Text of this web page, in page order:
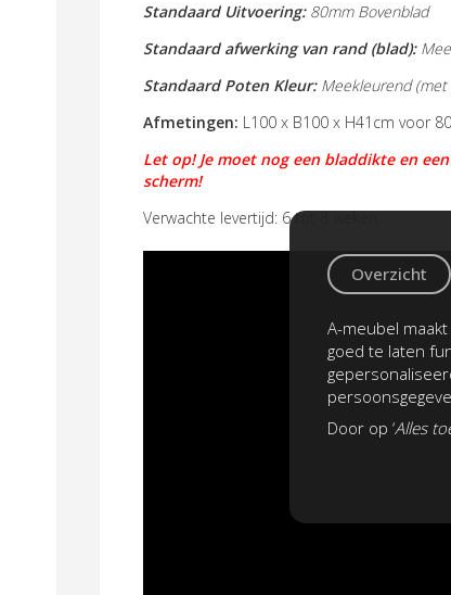
Standaard Uitvoering:80mm Bovenblad
Standaard afwerking van rand (blad):
Standaard Poten Kleur:Meekleurend (met
Afmetingen: L100 x B100 x H41cm voor
Let op! Je moet nog een bladdikte en
scherm!
Verwachte levertijd: 6 tot 8 weken.
Overzicht
A-meubel
goed te laten
Door op ‘Alles